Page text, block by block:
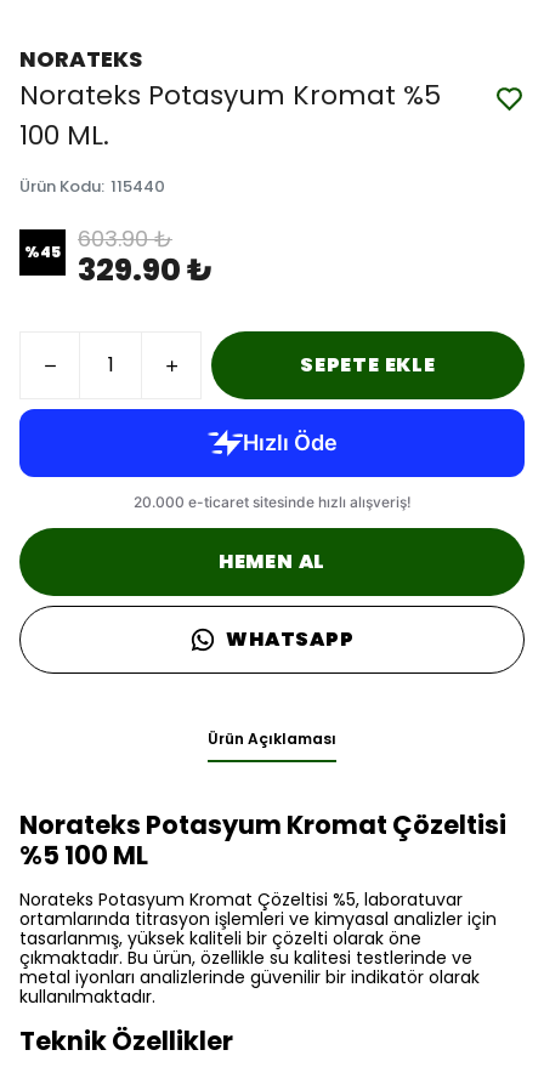
NORATEKS
Norateks Potasyum Kromat %5
100 ML.
Ürün Kodu: 115440
%45 603.90 ₺
329.90 ₺
SEPETE EKLE
HEMEN AL
WHATSAPP
Ürün Açıklaması
Norateks Potasyum Kromat Çözeltisi
%5 100 ML
Norateks Potasyum Kromat Çözeltisi %5, laboratuvar
ortamlarında titrasyon işlemleri ve kimyasal analizler için
tasarlanmış, yüksek kaliteli bir çözelti olarak öne
çıkmaktadır. Bu ürün, özellikle su kalitesi testlerinde ve
metal iyonları analizlerinde güvenilir bir indikatör olarak
kullanılmaktadır.
Teknik Özellikler